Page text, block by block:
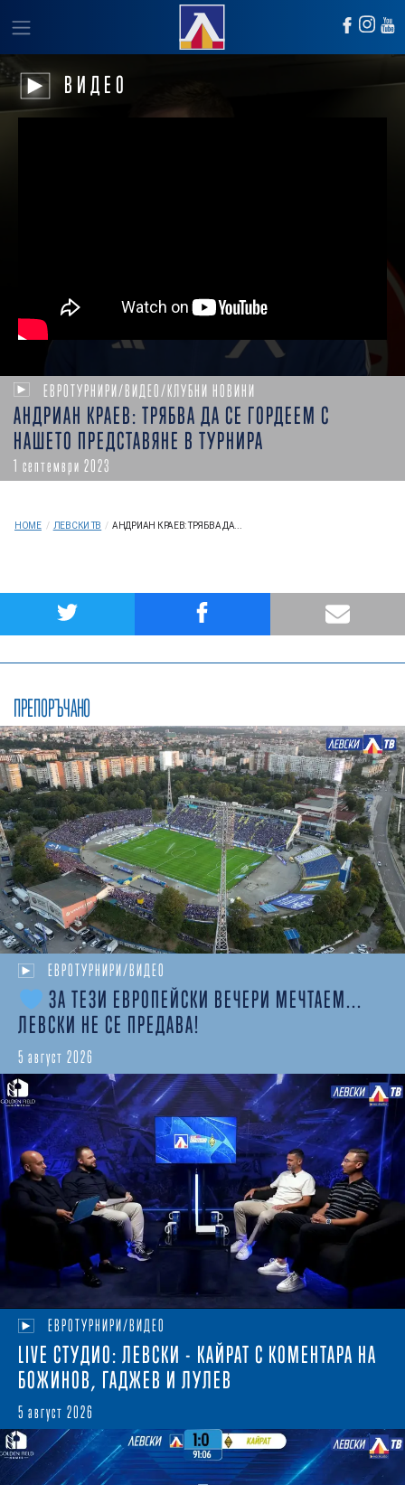
ВИДЕО
ЕВРОТУРНИРИ/ВИДЕО/КЛУБНИ НОВИНИ
АНДРИАН КРАЕВ: ТРЯБВА ДА СЕ ГОРДЕЕМ С
НАШЕТО ПРЕДСТАВЯНЕ В ТУРНИРА
1 септември 2023
HOME / ЛЕВСКИ ТВ / АНДРИАН КРАЕВ: ТРЯБВА ДА...
ПРЕПОРЪЧАНО
ЕВРОТУРНИРИ/ВИДЕО
ЗА ТЕЗИ ЕВРОПЕЙСКИ ВЕЧЕРИ МЕЧТАЕМ...
ЛЕВСКИ НЕ СЕ ПРЕДАВА!
5 август 2026
ЕВРОТУРНИРИ/ВИДЕО
LIVE СТУДИО: ЛЕВСКИ - КАЙРАТ С КОМЕНТАРА НА
БОЖИНОВ, ГАДЖЕВ И ЛУЛЕВ
5 август 2026